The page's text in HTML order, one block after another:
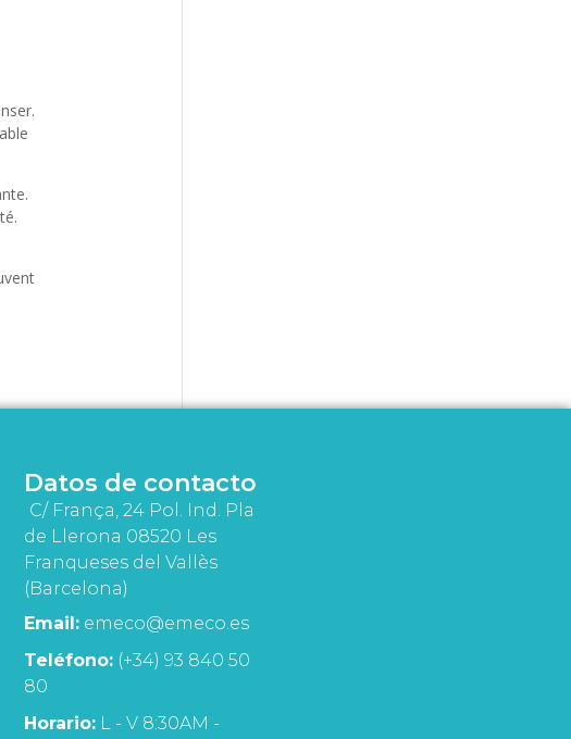
Datos de contacto
C/ França, 24 Pol. Ind. Pla
de Llerona 08520 Les
Franqueses del Vallès
(Barcelona)
Email: emeco@emeco.es
Teléfono: (+34) 93 840 50
80
Horario: L - V 8:30AM -